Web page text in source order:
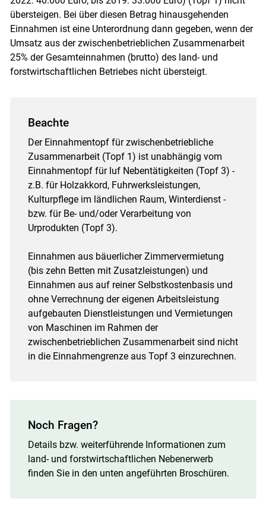
übersteigen. Bei über diesen Betrag hinausgehenden
Einnahmen ist eine Unterordnung dann gegeben, wenn der
Umsatz aus der zwischenbetrieblichen Zusammenarbeit
25% der Gesamteinnahmen (brutto) des land- und
forstwirtschaftlichen Betriebes nicht übersteigt.
Beachte
Der Einnahmentopf für zwischenbetriebliche
Zusammenarbeit (Topf 1) ist unabhängig vom
Einnahmentopf für luf Nebentätigkeiten (Topf 3) -
z.B. für Holzakkord, Fuhrwerksleistungen,
Kulturpflege im ländlichen Raum, Winterdienst -
bzw. für Be- und/oder Verarbeitung von
Urprodukten (Topf 3).
Einnahmen aus bäuerlicher Zimmervermietung
(bis zehn Betten mit Zusatzleistungen) und
Einnahmen aus auf reiner Selbstkostenbasis und
ohne Verrechnung der eigenen Arbeitsleistung
aufgebauten Dienstleistungen und Vermietungen
von Maschinen im Rahmen der
zwischenbetrieblichen Zusammenarbeit sind nicht
in die Einnahmengrenze aus Topf 3 einzurechnen.
Noch Fragen?
Details bzw. weiterführende Informationen zum
land- und forstwirtschaftlichen Nebenerwerb
finden Sie in den unten angeführten Broschüren.